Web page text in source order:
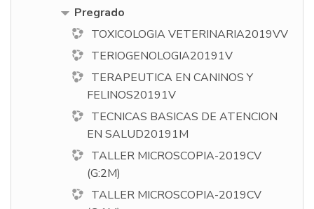
Pregrado
TOXICOLOGIA VETERINARIA2019VV
TERIOGENOLOGIA20191V
TERAPEUTICA EN CANINOS Y
FELINOS20191V
TECNICAS BASICAS DE ATENCION
EN SALUD20191M
TALLER MICROSCOPIA-2019CV
(G:2M)
TALLER MICROSCOPIA-2019CV